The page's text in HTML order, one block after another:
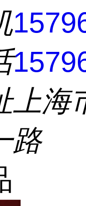
上海
路